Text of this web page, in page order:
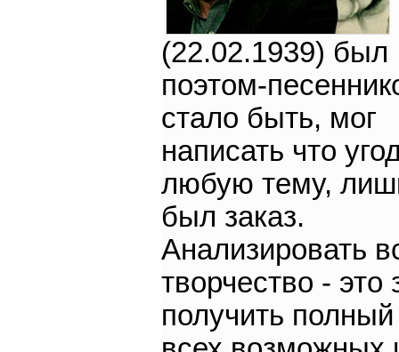
(22.02.1939) был
поэтом-
стало быть, мог
написать что
любую тему,
был заказ.
Анализировать
творчество - это
получить полный